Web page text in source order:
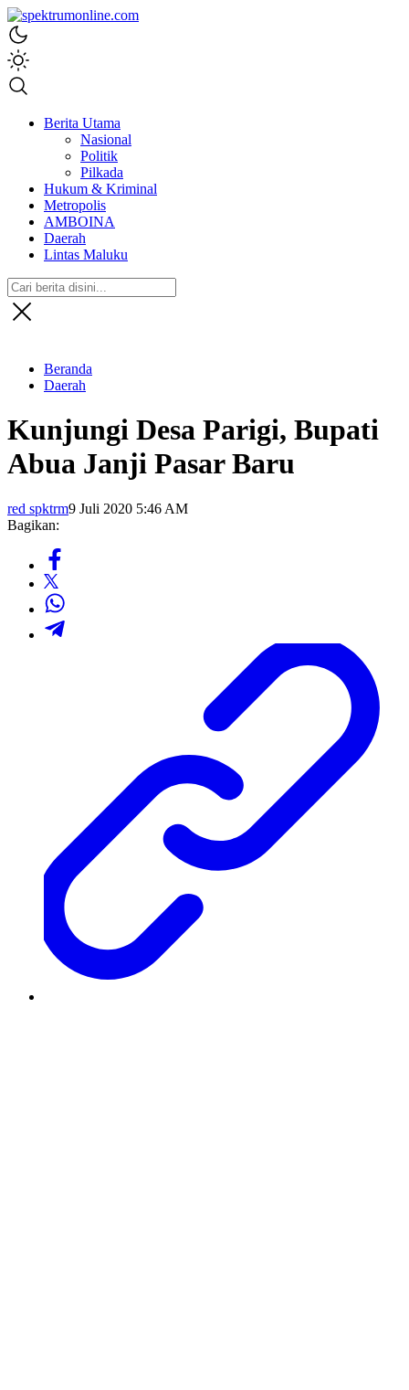
spektrumonline.com
Berita Utama
Nasional
Politik
Pilkada
Hukum & Kriminal
Metropolis
AMBOINA
Daerah
Lintas Maluku
Beranda
Daerah
Kunjungi Desa Parigi, Bupati
Abua Janji Pasar Baru
red spktrm9 Juli 2020 5:46 AM
Bagikan: